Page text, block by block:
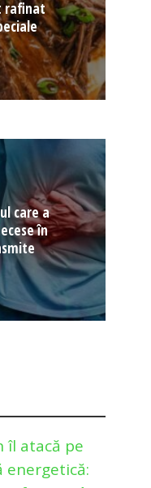
rafinat
care a
în
îl atacă pe
energetică: